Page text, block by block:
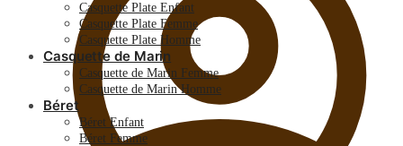
Casquette Plate Enfant
Casquette Plate Femme
Casquette Plate Homme
Casquette de Marin
Casquette de Marin Femme
Casquette de Marin Homme
Béret
Béret Enfant
Béret Femme